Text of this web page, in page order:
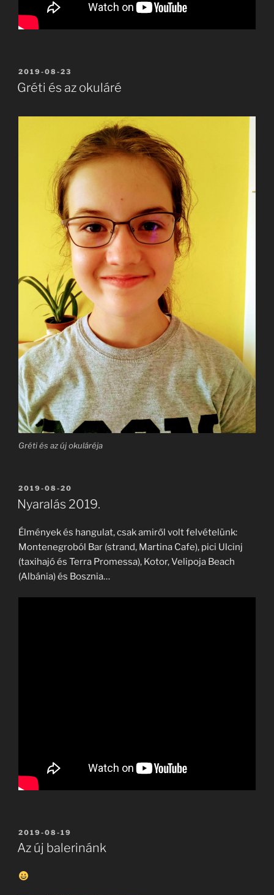
BEKÜLDVE:
2019-08-23
Gréti és az okuláré
Gréti és az új okuláréja
BEKÜLDVE:
2019-08-20
Nyaralás 2019.
Élmények és hangulat, csak amiről volt felvételünk:
Montenegroból Bar (strand, Martina Cafe), pici Ulcinj
(taxihajó és Terra Promessa), Kotor, Velipoja Beach
(Albánia) és Bosznia…
BEKÜLDVE:
2019-08-19
Az új balerinánk